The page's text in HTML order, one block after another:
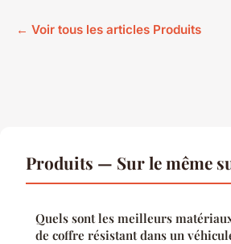
← Voir tous les articles Produits
Produits — Sur le même
Quels sont les meilleurs
de coffre résistant dans un